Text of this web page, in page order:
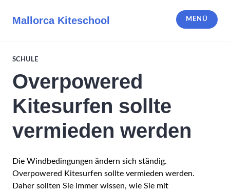
InhaltMallorca Kiteschool MENÜ
SCHULE
Overpowered
Kitesurfen sollte
vermieden werden
Die Windbedingungen ändern sich ständig.
Overpowered Kitesurfen sollte vermieden werden.
Daher sollten Sie immer wissen, wie Sie mit